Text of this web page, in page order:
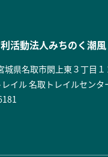
活動法人みちのく潮
県名取市閖上東３丁目１
イル 名取トレイルセンタ